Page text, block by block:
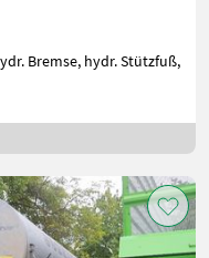
Bremse, hydr. Stützfuß,